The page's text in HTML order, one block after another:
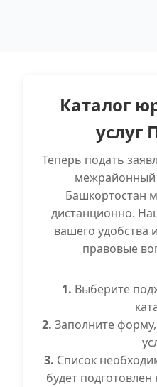
Каталог
услуг
Теперь подать
межрайонный
Башкортостан
дистанционно.
вашего удобства
правовые
1. Выберите
2. Заполните
3. Список
будет